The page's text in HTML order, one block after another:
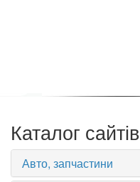
Каталог сайтів
Авто, запчастини